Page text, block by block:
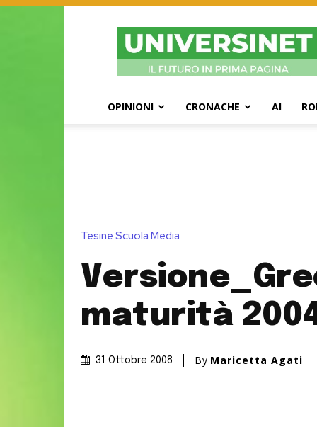
UniversiNet
Magazine
OPINIONI CRONACHE AI
Tesine Scuola Media
maturità
31 Ottobre 2008 By Maricetta Agati